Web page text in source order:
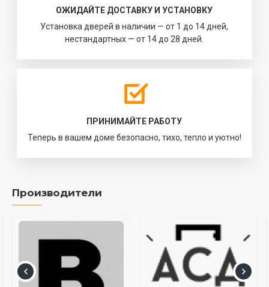
ОЖИДАЙТЕ ДОСТАВКУ И УСТАНОВКУ
Установка дверей в наличии — от 1 до 14 дней,
нестандартных — от 14 до 28 дней.
ПРИНИМАЙТЕ РАБОТУ
Теперь в вашем доме безопасно, тихо, тепло и уютно!
Производители